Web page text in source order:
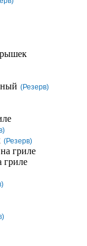
(Резерв)
(Резерв)
гриле
гриле